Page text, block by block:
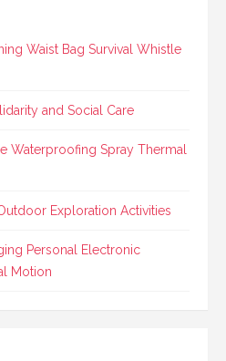
Waist Bag Survival Whistle
and Social Care
Waterproofing Spray Thermal
Exploration Activities
Personal Electronic
Motion